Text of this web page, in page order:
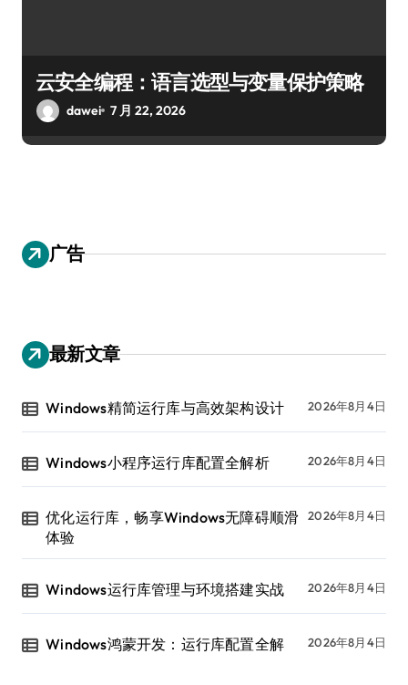
云安全编程：语言选型与变量保护策略
dawei 7 月 22, 2026
广告
最新文章
Windows精简运行库与高效架构设计 2026年8月4日
Windows小程序运行库配置全解析 2026年8月4日
优化运行库，畅享Windows无障碍顺滑
体验
2026年8月4日
Windows运行库管理与环境搭建实战 2026年8月4日
Windows鸿蒙开发：运行库配置全解 2026年8月4日